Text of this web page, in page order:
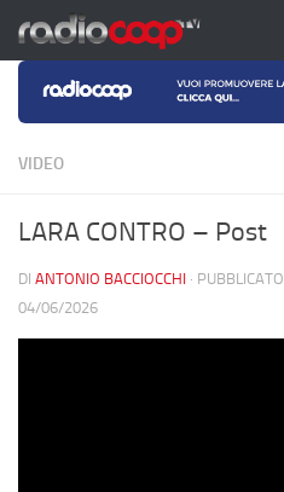
Salta al contenuto
VIDEO
LARA CONTRO – Post
DI ANTONIO BACCIOCCHI · PUBBLICATO
04/06/2026